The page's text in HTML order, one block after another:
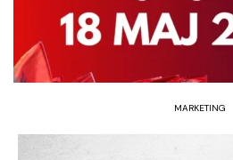
MARKETING